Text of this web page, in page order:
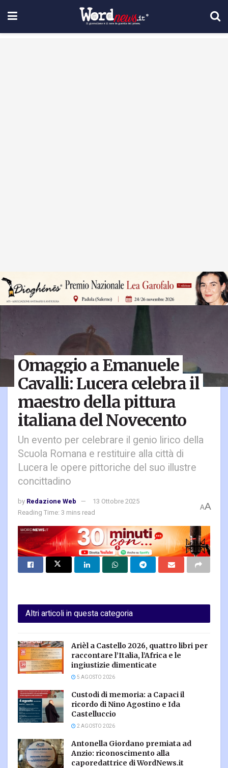
Omaggio a Emanuele
Cavalli: Lucera celebra il
maestro della pittura
italiana del Novecento
Un evento per celebrare il genio lirico della
Scuola Romana e restituire alla città di
Lucera le opere pittoriche del suo illustre
concittadino
by Redazione Web
13 Ottobre 2025
Reading Time: 3 mins read
AA
Altri articoli in questa categoria
Arièl a Castello 2026, quattro libri per
raccontare l’Italia, l’Africa e le
ingiustizie dimenticate
5 AGOSTO 2026
Custodi di memoria: a Capaci il
ricordo di Nino Agostino e Ida
Castelluccio
2 AGOSTO 2026
Antonella Giordano premiata ad
Anzio: riconoscimento alla
caporedattrice di WordNews.it